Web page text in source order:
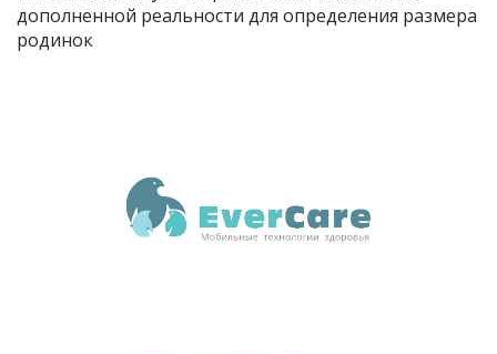
дополненной реальности для определения размера
родинок